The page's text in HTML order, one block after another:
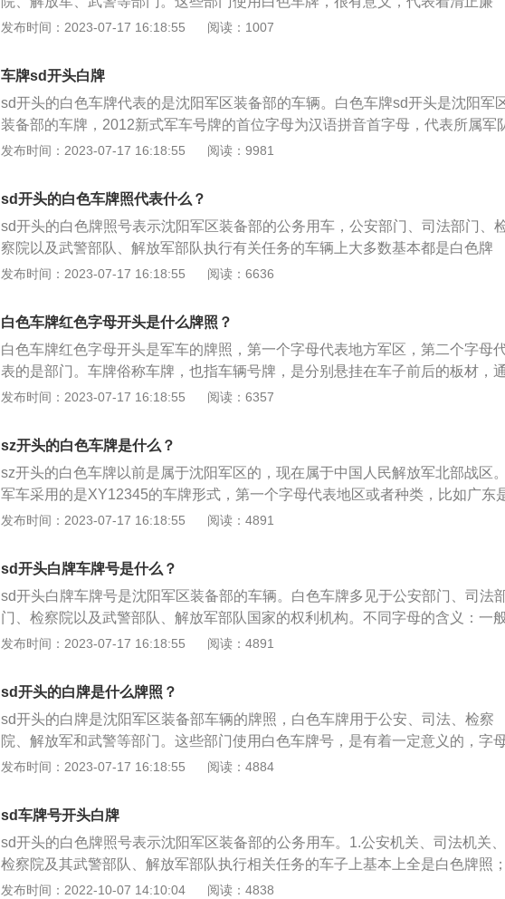
其余为黑色字体。
明。当然，除了白色，中国还有其他几种颜色的汽车牌照。1.蓝色:大部分使用这
的车大部分是大货车、拖车等车型，还有一些六米以上的家用车。3.黑色:黑色牌
牌的车是新能源车，小型新能源车的车牌逐渐绿色化，大型新能源车的车牌也
黄绿相间。
发布时间：2023-07-17 16:18:55 阅读：1007
车牌sd开头白牌
sd开头的白色车牌代表的是沈阳军区装备部的车辆。白色车牌sd开头是沈阳军
装备部的车牌，2012新式军车号牌的首位字母为汉语拼音首字母，代表所属军
部门，如空军使用K、海军使用H、北京军区使用B、中央军委使用V、南京军区
警部队、解放军部队等国家的权利机构。车牌的含义：车牌是指车牌号码是分别
悬挂在汽车前后的板材，通常使用的材料是塑料，铁皮，在上面印有汽车的登记
号码，登记地区和其他的信息，对各车辆进行编号和信息记录，可以通过车牌
知这辆汽车的所属地区，也可以根据车牌查到该车辆的主人和车辆的登记信息，
有便于交通部门的管辖。民用车牌的第1位数字是汉字代表汽车户口所在的省级
字母和数字随意编排组合而成的。车牌的颜色对应车型：1、蓝色车牌是小轿车
的车牌（包括小吨位的货车），也是常见的车牌；2、黄色车牌是大货车、挂车
等大型车的牌照；3、白色车牌是司法、武警等特殊部门的车牌；4、黑色车牌是
发布时间：2023-07-17 16:18:55 阅读：9981
sd开头的白色车牌照代表什么？
sd开头的白色牌照号表示沈阳军区装备部的公务用车，公安部门、司法部门、
察院以及武警部队、解放军部队执行有关任务的车辆上大多数基本都是白色牌
照，私家车不允许使用白色牌照，不然会承担相应的法律责任。以下是相关资
的车户口所在的省级行政区，第二位为英文字母，表示户口所在地的地级行政
区，字母A为省会地区，牌照号后的数字是区分车辆的至关重要依据，牌照的上
牌需要到当地的出行部门申请选号。2、不相同的牌照颜色表示不相同的汽车类
型，大多数黄色牌照适用于于摩托车和大巴，或大型货车上，蓝色牌照适用于
小型汽车、面包车，白色牌照适用于于国家权力机构配备的用车上，如警车，军
发布时间：2023-07-17 16:18:55 阅读：6636
白色车牌红色字母开头是什么牌照？
白色车牌红色字母开头是军车的牌照，第一个字母代表地方军区，第二个字母
表的是部门。车牌俗称车牌，也指车辆号牌，是分别悬挂在车子前后的板材，通
常使用的材质是铝、铁皮、塑料或纸质，在上面刻印车子的登记号码、登记地区
可以知道该车辆的所属地区，也可根据车牌查到该车辆的主人以及该车辆的登记
信息。牌照是当地车管所发给机动车的行车凭证，没有牌照的车辆是不允许上路
的。
发布时间：2023-07-17 16:18:55 阅读：6357
sz开头的白色车牌是什么？
sz开头的白色车牌以前是属于沈阳军区的，现在属于中国人民解放军北部战区。
军车采用的是XY12345的车牌形式，第一个字母代表地区或者种类，比如广东
G，空军是K，第二个字母则代表是不同的部门，例如A是司令部。军队的车辆都
及解放军部队等国家的权利机构，白色代表着这些部门的廉洁，为人民服务的机
发布时间：2023-07-17 16:18:55 阅读：4891
sd开头白牌车牌号是什么？
sd开头白牌车牌号是沈阳军区装备部的车辆。白色车牌多见于公安部门、司法
门、检察院以及武警部队、解放军部队国家的权利机构。不同字母的含义：一
来说，字母A代表法院、字母B代表检察院、字母C代表国安部、字母D代表司法
小轿车或者小吨位货车，是常见的汽车车牌；黄色：使用黄色车牌的汽车多是一
些大货车、挂车等车型，一些超过六米的家用轿车也要挂黄牌；黑色：使用黑色
车牌的汽车大多属于领事馆，广东地区发行的粤Z车牌也是黑色车牌；绿色车
牌：使用绿色车牌的汽车是新能源汽车，小型新能源汽车车牌为渐变绿色，大
新能源汽车的车牌为黄绿双拼色。
发布时间：2023-07-17 16:18:55 阅读：4891
sd开头的白牌是什么牌照？
sd开头的白牌是沈阳军区装备部车辆的牌照，白色车牌用于公安、司法、检察
院、解放军和武警等部门。这些部门使用白色车牌号，是有着一定意义的，字
A代表法院，字母B代表检察院，字母C代表国安部，字母D代表司法院。除了白
车）；黄色牌照是大货车、挂车等大型车的牌照；黑色牌照是广东地区发行的粤
发布时间：2023-07-17 16:18:55 阅读：4884
sd车牌号开头白牌
sd开头的白色牌照号表示沈阳军区装备部的公务用车。1.公安机关、司法机关、
检察院及其武警部队、解放军部队执行相关任务的车子上基本上全是白色牌照；
2.私家车不允许应用白色牌照，要不然会担负对应的法律责任；我国的汽车车牌
发布时间：2022-10-07 14:10:04 阅读：4838